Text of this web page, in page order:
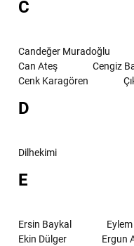
C
Candeğer Muradoğlu
Can Ateş
Cengiz
Cenk Karagören
D
Dilhekimi
E
Ersin Baykal
Ekin Dülger
Ergun